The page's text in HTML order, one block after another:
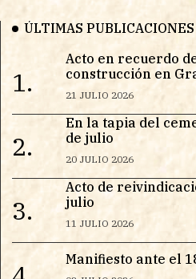
ÚLTIMAS PUBLICACIONES
1.
Acto en recuerdo
construcción en
21 JULIO 2026
2.
En la tapia del
de julio
20 JULIO 2026
3.
Acto de
julio
11 JULIO 2026
Manifiesto ante el